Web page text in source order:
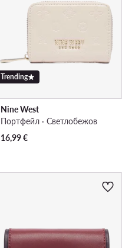
Trending
Nine West
Портфейл · Светлобежов
16,99€